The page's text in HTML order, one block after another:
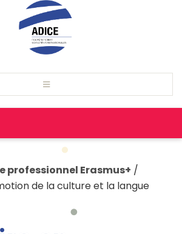
professionnel Erasmus+ /
de la culture et la langue